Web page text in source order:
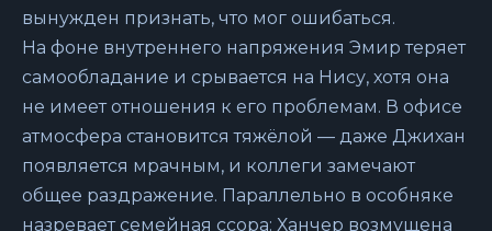
вынужден признать, что мог ошибаться.
На фоне внутреннего напряжения Эмир теряет
самообладание и срывается на Нису, хотя она
не имеет отношения к его проблемам. В офисе
атмосфера становится тяжёлой — даже Джихан
появляется мрачным, и коллеги замечают
общее раздражение. Параллельно в особняке
назревает семейная ссора: Ханчер возмущена